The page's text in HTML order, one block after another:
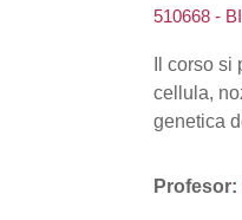
510668 -
Il corso
cellula,
genetica
Profesor: